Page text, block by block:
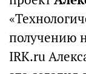
получению
IRK.ru